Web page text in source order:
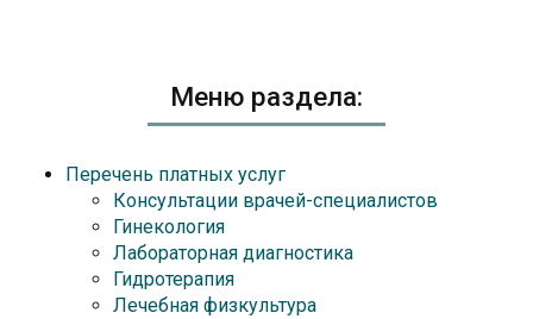
Меню раздела:
Перечень платных услуг
Консультации врачей-специалистов
Гинекология
Лабораторная диагностика
Гидротерапия
Лечебная физкультура